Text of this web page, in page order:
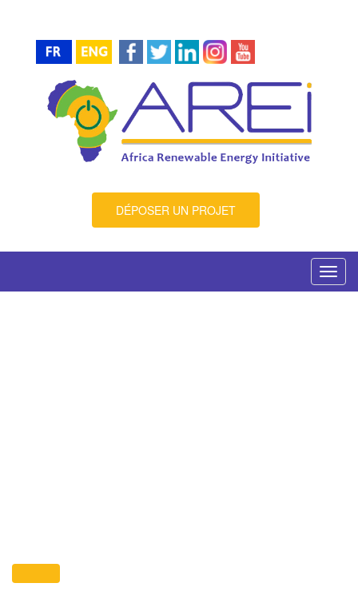
DÉPOSER UN PROJET